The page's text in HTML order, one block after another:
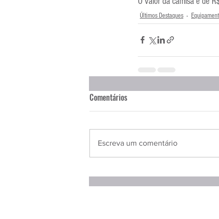
Últimos Destaques
Comentários
Escreva um comentário